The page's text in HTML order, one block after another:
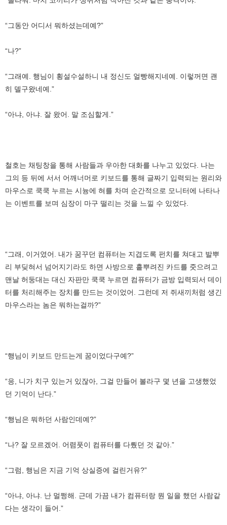
“그동안 어디서 뭐하셨는데예?”
“나?”
“그래예. 행님이 횡설수설하니 내 정신도 얼빵해지네예. 이렇꺼면 괜
히 델구왔네예.”
“아냐, 아냐. 잘 왔어. 말 조심할게.”
철호는 채팅창을 통해 사람들과 우아한 대화를 나누고 있었다. 나는
그의 등 뒤에 서서 어깨너머로 키보드를 통해 글짜기 입력되는 원리와
마우스로 쿡쿡 누르는 시늉에 혀를 차며 순간적으로 모니터에 나타나
는 이벤트를 보며 심장이 마구 떨리는 것을 느낄 수 있었다.
“그래, 이거였어. 내가 꿈꾸던 컴퓨터는 지겹도록 펀치를 쳐대고 발뿌
리 부딪혀서 넘어지기라도 하면 사방으로 흩뿌려진 카드를 줏으려고
맨날 허둥대는 대신 자판만 쿡쿡 누르면 컴퓨터가 금방 입력되서 데이
터를 처리해주는 장치를 만드는 것이었어. 그런데 저 쥐새끼처럼 생긴
마우스라는 놈은 뭐하는걸까?”
“행님이 키보드 만드는게 꿈이었다구예?”
“응, 니가 치구 있는거 있잖아, 그걸 만들어 볼라구 몇 년을 고생했었
던 기억이 난다.”
“행님은 뭐하던 사람인데예?”
“나? 잘 모르겠어. 어렴풋이 컴퓨터를 다뤘던 것 같아.”
“그럼, 행님은 지금 기억 상실증에 걸린거유?”
“아냐, 아냐. 난 멀쩡해. 근데 가끔 내가 컴퓨터랑 뭔 일을 했던 사람같
다는 생각이 들어.”